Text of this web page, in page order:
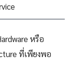
หรือ
ที่เพียงพอ